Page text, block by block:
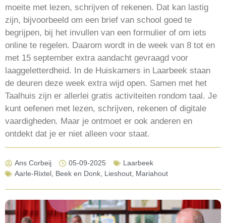
moeite met lezen, schrijven of rekenen. Dat kan lastig
zijn, bijvoorbeeld om een brief van school goed te
begrijpen, bij het invullen van een formulier of om iets
online te regelen. Daarom wordt in de week van 8 tot en
met 15 september extra aandacht gevraagd voor
laaggeletterdheid. In de Huiskamers in Laarbeek staan
de deuren deze week extra wijd open. Samen met het
Taalhuis zijn er allerlei gratis activiteiten rondom taal. Je
kunt oefenen met lezen, schrijven, rekenen of digitale
vaardigheden. Maar je ontmoet er ook anderen en
ontdekt dat je er niet alleen voor staat.
Ans Corbeij 05-09-2025
Laarbeek
Aarle-Rixtel, Beek en Donk, Lieshout, Mariahout